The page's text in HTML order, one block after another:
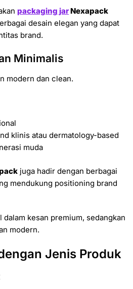
packaging jarNexapack
desain elegan yang dapat
brand.
Minimalis
modern dan clean.
klinis atau dermatology-based
muda
juga hadir dengan berbagai
mendukung positioning brand
dalam kesan premium, sedangkan
modern.
Jenis Produk